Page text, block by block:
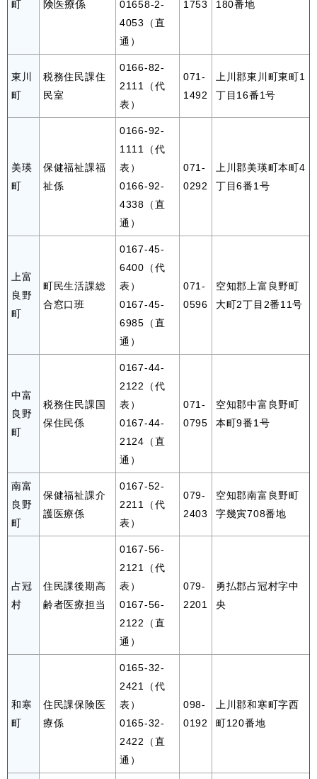
町 険医療係
01658-2-
4053（直
通）
1753 180番地
東川
町
税務住民課住
民室
0166-82-
2111（代
表）
071-
1492
上川郡東川町東町1
丁目16番1号
美瑛
町
保健福祉課福
祉係
0166-92-
1111（代
表）
0166-92-
4338（直
通）
071-
0292
上川郡美瑛町本町4
丁目6番1号
上富
良野
町
町民生活課総
合窓口班
0167-45-
6400（代
表）
0167-45-
6985（直
通）
071-
0596
空知郡上富良野町
大町2丁目2番11号
中富
良野
町
税務住民課国
保住民係
0167-44-
2122（代
表）
0167-44-
2124（直
通）
071-
0795
空知郡中富良野町
本町9番1号
南富
良野
町
保健福祉課介
護医療係
0167-52-
2211（代
表）
079-
2403
空知郡南富良野町
字幾寅708番地
占冠
村
住民課後期高
齢者医療担当
0167-56-
2121（代
表）
0167-56-
2122（直
通）
079-
2201
勇払郡占冠村字中
央
和寒
町
住民課保険医
療係
0165-32-
2421（代
表）
0165-32-
2422（直
通）
098-
0192
上川郡和寒町字西
町120番地